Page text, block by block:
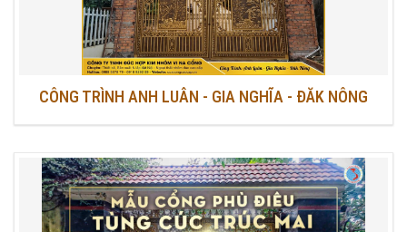
CÔNG TRÌNH ANH LUÂN - GIA NGHĨA - ĐĂK NÔNG